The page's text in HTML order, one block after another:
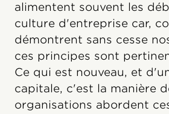
alimentent souvent les
culture d'entreprise car,
démontrent sans cesse
ces principes sont
Ce qui est nouveau, et
capitale, c'est la manière
organisations abordent